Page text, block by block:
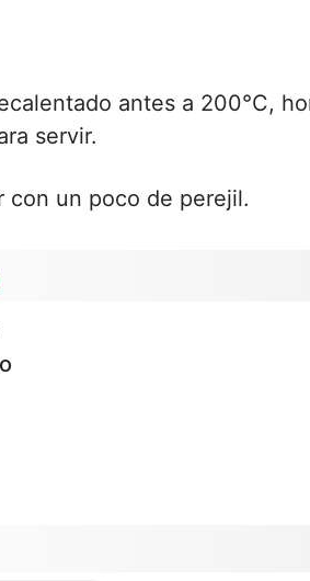
antes a 200°C,
servir.
con un poco de perejil.